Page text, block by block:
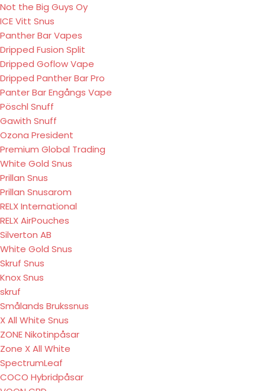
Not the Big Guys Oy
ICE Vitt Snus
Panther Bar Vapes
Dripped Fusion Split
Dripped Goflow Vape
Dripped Panther Bar Pro
Panter Bar Engångs Vape
Pöschl Snuff
Gawith Snuff
Ozona President
Premium Global Trading
White Gold Snus
Prillan Snus
Prillan Snusarom
RELX International
RELX AirPouches
Silverton AB
White Gold Snus
Skruf Snus
Knox Snus
skruf
Smålands Brukssnus
X All White Snus
ZONE Nikotinpåsar
Zone X All White
SpectrumLeaf
COCO Hybridpåsar